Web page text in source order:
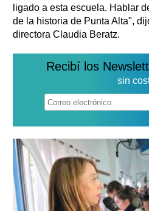
ligado a esta escuela. Hablar
de la historia de Punta Alta",
directora Claudia Beratz.
Recibí los
sin